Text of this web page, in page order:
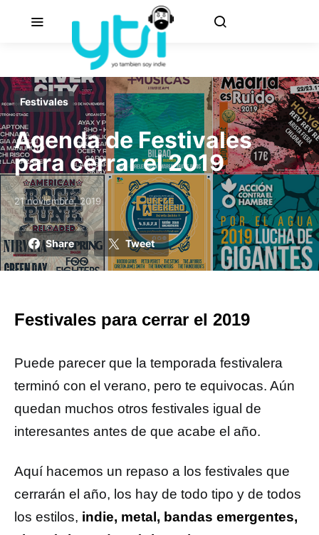
Festivales
Agenda de Festivales
para cerrar el 2019
Posted on
21 noviembre, 2019
Share Tweet
Festivales para cerrar el 2019
Puede parecer que la temporada festivalera
terminó con el verano, pero te equivocas. Aún
quedan muchos otros festivales igual de
interesantes antes de que acabe el año.
Aquí hacemos un repaso a los festivales que
cerrarán el año, los hay de todo tipo y de todos
los estilos, indie, metal, bandas emergentes,